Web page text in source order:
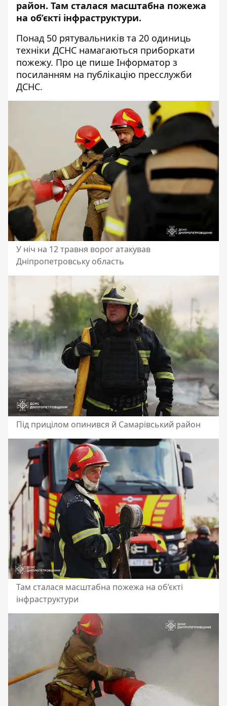
район. Там сталася масштабна пожежа
на об’єкті інфраструктури.
Понад 50 рятувальників та 20 одиниць
техніки ДСНС намагаються приборкати
пожежу. Про це пише Інформатор з
посиланням на публікацію пресслужби
ДСНС.
У ніч на 12 травня ворог атакував
Дніпропетровську область
Під прицілом опинився й Самарівський район
Там сталася масштабна пожежа на об’єкті
інфраструктури